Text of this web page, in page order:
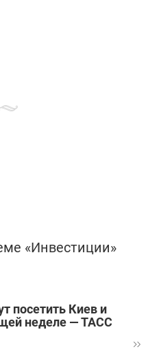
«Инвестиции»
посетить Киев и
неделе — ТАСС